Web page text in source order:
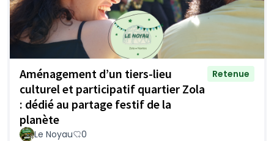
Aménagement d’un tiers-lieu
culturel et participatif quartier Zola
: dédié au partage festif de la
planète
Retenue
Le Noyau 0